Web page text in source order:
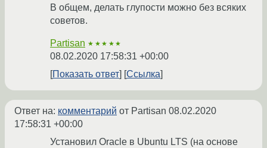
В общем, делать глупости можно без всяких
советов.
Partisan ★★★★★
08.02.2020 17:58:31 +00:00
Показать ответ
Ссылка
Ответ на: комментарий от Partisan 08.02.2020
17:58:31 +00:00
Установил Oracle в Ubuntu LTS (на основе